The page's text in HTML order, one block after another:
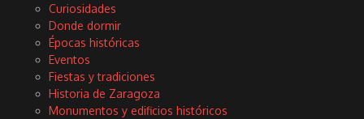
Curiosidades
Donde dormir
Épocas históricas
Eventos
Fiestas y tradiciones
Historia de Zaragoza
Monumentos y edificios históricos